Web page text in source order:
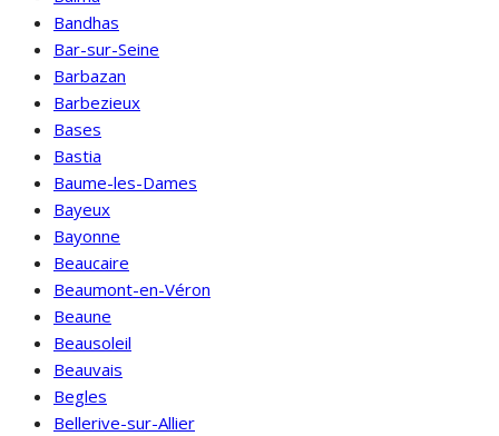
Bandhas
Bar-sur-Seine
Barbazan
Barbezieux
Bases
Bastia
Baume-les-Dames
Bayeux
Bayonne
Beaucaire
Beaumont-en-Véron
Beaune
Beausoleil
Beauvais
Begles
Bellerive-sur-Allier